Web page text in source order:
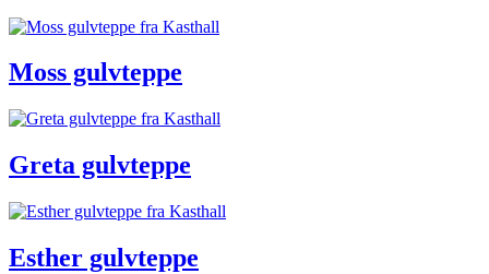
Moss gulvteppe
Greta gulvteppe
Esther gulvteppe